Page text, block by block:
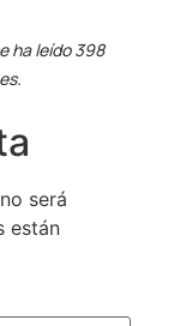
ha leído 398
será
están